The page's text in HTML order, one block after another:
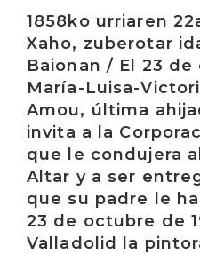
1858ko urriaren
Xaho, zuberotar
Baionan / El 23
María-Luisa-
Amou, última
invita a la
que le condujera
Altar y a ser
que su padre le
23 de octubre de
Valladolid la